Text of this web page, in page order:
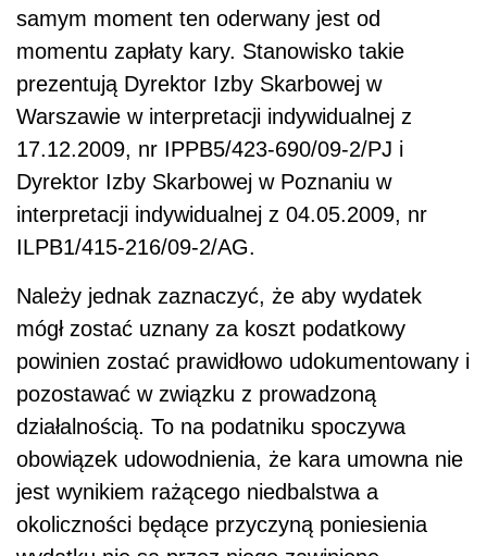
samym moment ten oderwany jest od
momentu zapłaty kary. Stanowisko takie
prezentują Dyrektor Izby Skarbowej w
Warszawie w interpretacji indywidualnej z
17.12.2009, nr IPPB5/423-690/09-2/PJ i
Dyrektor Izby Skarbowej w Poznaniu w
interpretacji indywidualnej z 04.05.2009, nr
ILPB1/415-216/09-2/AG.
Należy jednak zaznaczyć, że aby wydatek
mógł zostać uznany za koszt podatkowy
powinien zostać prawidłowo udokumentowany i
pozostawać w związku z prowadzoną
działalnością. To na podatniku spoczywa
obowiązek udowodnienia, że kara umowna nie
jest wynikiem rażącego niedbalstwa a
okoliczności będące przyczyną poniesienia